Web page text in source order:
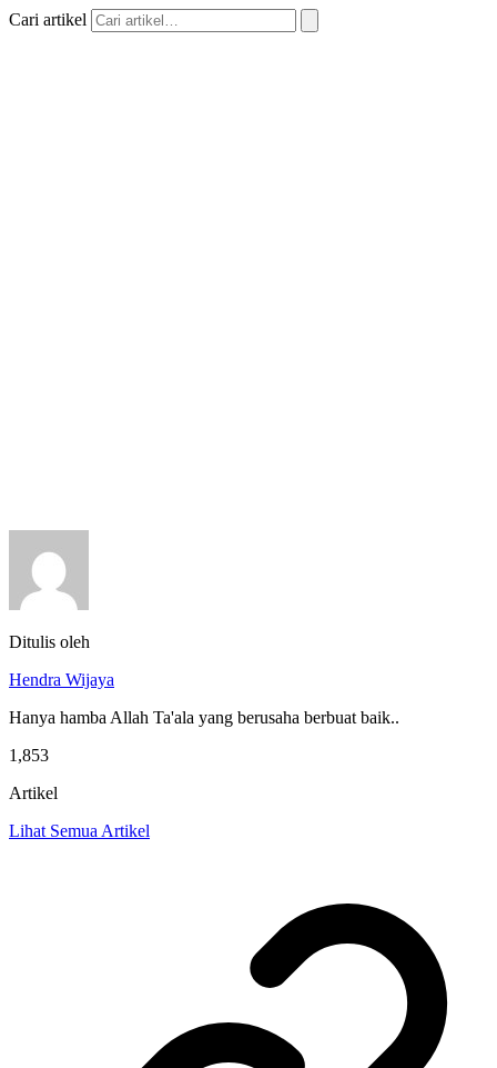
Cari artikel
Ditulis oleh
Hendra Wijaya
Hanya hamba Allah Ta'ala yang berusaha berbuat baik..
1,853
Artikel
Lihat Semua Artikel